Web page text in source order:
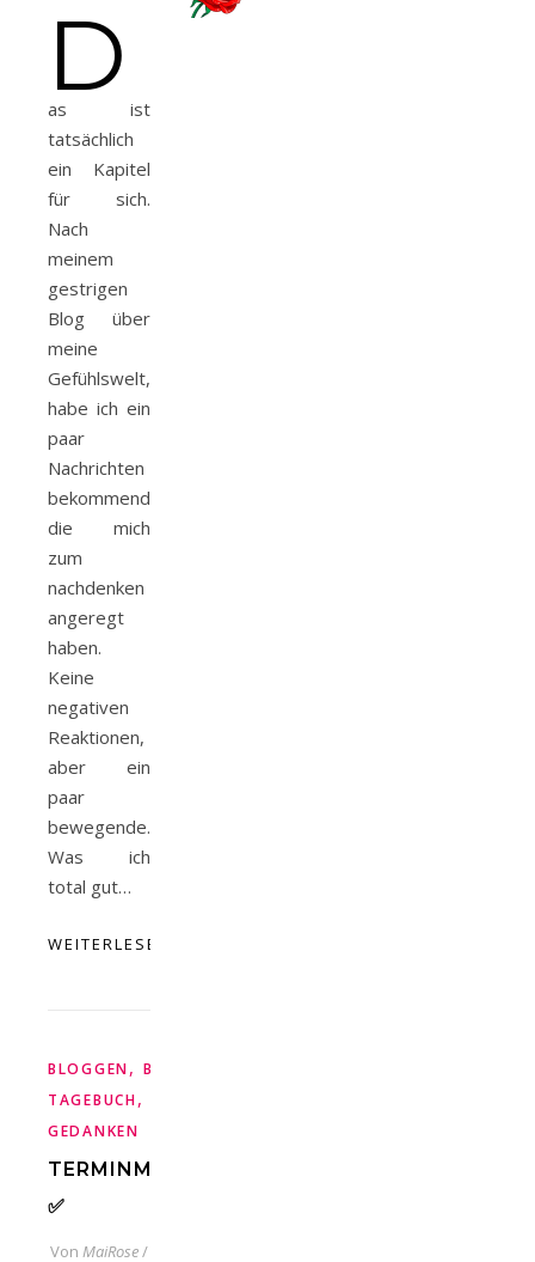
D
as ist
tatsächlich
ein Kapitel
für sich.
Nach
meinem
gestrigen
Blog über
meine
Gefühlswelt,
habe ich ein
paar
Nachrichten
bekommend,
die mich
zum
nachdenken
angeregt
haben.
Keine
negativen
Reaktionen,
aber ein
paar
bewegende.
Was ich
total gut…
WEITERLESEN
BLOGGEN, BRUSTKREBS
TAGEBUCH,
GEDANKEN
TERMINMARATHON
✅
Von MaiRose/